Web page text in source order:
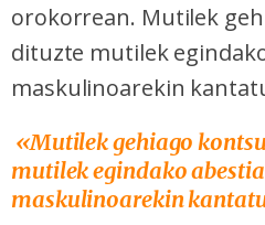
orokorrean. Mutilek
dituzte mutilek
maskulinoarekin
«Mutilek gehiago
mutilek egindako
maskulinoarekin